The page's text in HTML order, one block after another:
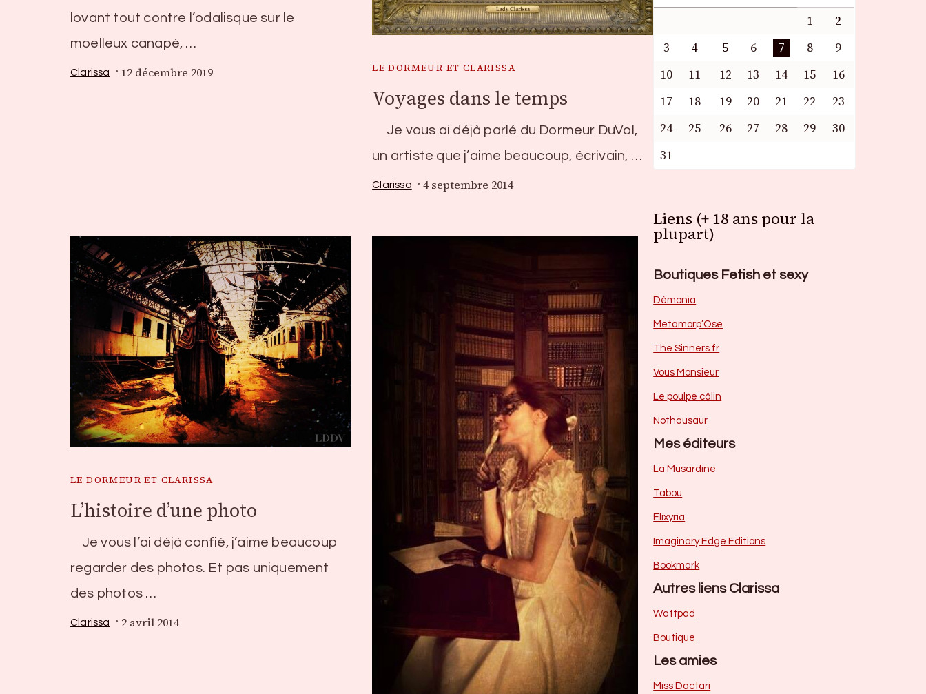
lovant tout contre l’odalisque sur le
moelleux canapé, …
Clarissa 12 décembre 2019 LE DORMEUR ET CLARISSA
Voyages dans le temps
Je vous ai déjà parlé du Dormeur DuVol,
un artiste que j’aime beaucoup, écrivain, …
Clarissa 4 septembre 2014
LE DORMEUR ET CLARISSA
L’histoire d’une photo
Je vous l’ai déjà confié, j’aime beaucoup
regarder des photos. Et pas uniquement
des photos …
Clarissa 2 avril 2014
1
2
3
4 5 6 7 8
9
10
11 12 13 14 15
16
17
18 19 20 21 22
23
24
25 26 27 28 29
30
31
Liens (+ 18 ans pour la
plupart)
Boutiques Fetish et sexy
Dèmonia
Metamorp’Ose
The Sinners.fr
Vous Monsieur
Le poulpe câlin
Nothausaur
Mes éditeurs
La Musardine
Tabou
Elixyria
Imaginary Edge Editions
Bookmark
Autres liens Clarissa
Wattpad
Boutique
Les amies
Miss Dactari